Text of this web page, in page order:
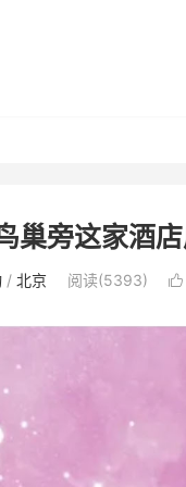
旁这家酒店
/ 北京 阅读(5393) 